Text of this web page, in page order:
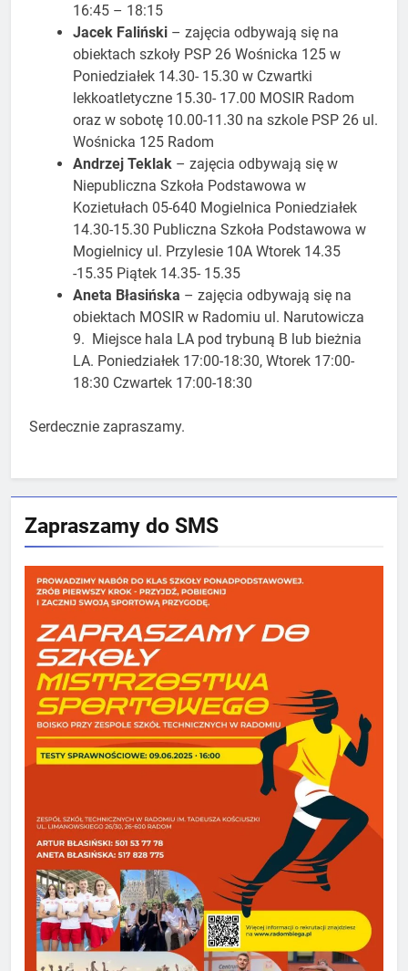
16:45 – 18:15
Jacek Faliński – zajęcia odbywają się na
obiektach szkoły PSP 26 Wośnicka 125 w
Poniedziałek 14.30- 15.30 w Czwartki
lekkoatletyczne 15.30- 17.00 MOSIR Radom
oraz w sobotę 10.00-11.30 na szkole PSP 26 ul.
Wośnicka 125 Radom
Andrzej Teklak – zajęcia odbywają się w
Niepubliczna Szkoła Podstawowa w
Kozietułach 05-640 Mogielnica Poniedziałek
14.30-15.30 Publiczna Szkoła Podstawowa w
Mogielnicy ul. Przylesie 10A Wtorek 14.35
-15.35 Piątek 14.35- 15.35
Aneta Błasińska – zajęcia odbywają się na
obiektach MOSIR w Radomiu ul. Narutowicza
9. Miejsce hala LA pod trybuną B lub bieżnia
LA. Poniedziałek 17:00-18:30, Wtorek 17:00-
18:30 Czwartek 17:00-18:30
Serdecznie zapraszamy.
Zapraszamy do SMS